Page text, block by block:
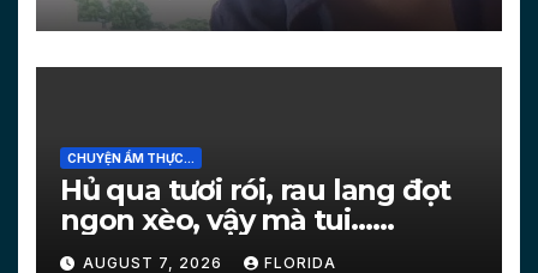
CHUYỆN ẨM THỰC...
Hủ qua tươi rói, rau lang đọt
ngon xèo, vậy mà tui…
[PICTURES]
AUGUST 7, 2026 FLORIDA